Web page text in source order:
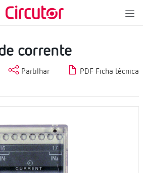
digital e conversores de medição
corrente
Partilhar PDF Ficha técnica